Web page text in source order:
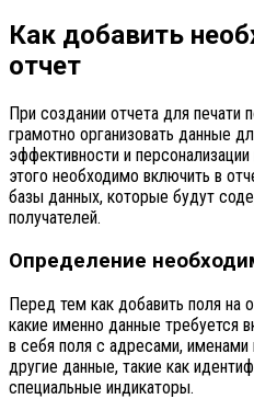
Как добавить
отчет
При создании отчета для печати
грамотно организовать данные
эффективности и
этого необходимо включить в
базы данных, которые будут
получателей.
Определение
Перед тем как добавить поля на
какие именно данные требуется
в себя поля с адресами, именами
другие данные, такие как
специальные индикаторы.